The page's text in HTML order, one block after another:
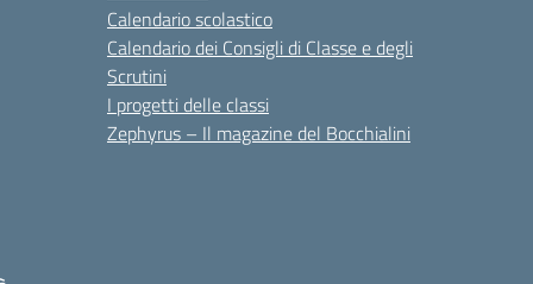
Calendario scolastico
Calendario dei Consigli di Classe e degli
Scrutini
I progetti delle classi
Zephyrus – Il magazine del Bocchialini